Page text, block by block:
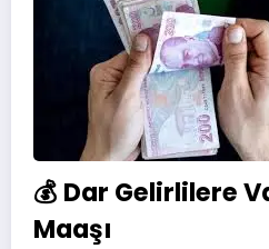
💰 Dar Gelirlilere
Maaşı